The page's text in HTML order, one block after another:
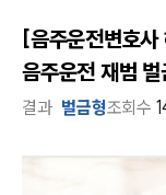
[음주운전변호
음주운전 재범
결과 벌금형조회수